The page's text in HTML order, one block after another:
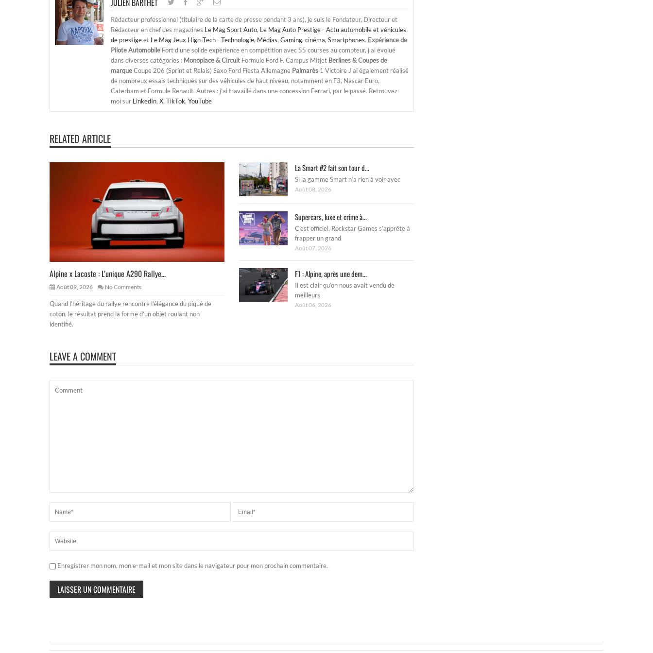
JULIEN BARTHET
Rédacteur professionnel (titulaire de la carte de presse pendant 3 ans), je suis le Fondateur, Directeur et
Rédacteur en chef des magazines Le Mag Sport Auto, Le Mag Auto Prestige - Actu automobile et véhicules
de prestigeet Le Mag Jeux High-Tech - Technologie, Médias, Gaming, cinéma, Smartphones. Expérience de
Pilote Automobile Fort d'une solide expérience en compétition avec 55 courses au compteur, j'ai évolué
dans diverses catégories : Monoplace & Circuit Formule Ford F. Campus Mitjet Berlines & Coupes de
marqueCoupe 206 (Sprint et Relais) Saxo Ford Fiesta Allemagne Palmarès 1 Victoire J'ai également réalisé
de nombreux essais techniques sur des véhicules de haut niveau, notamment en F3, Nascar Euro,
Caterham et Formule Renault. Autres : j'ai travaillé dans une concession Ferrari, par le passé. Retrouvez-
moi sur LinkedIn, X, TikTok, YouTube
RELATED ARTICLE
Alpine x Lacoste : L’unique A290 Rallye...
Août 09, 2026 No Comments
Quand l’héritage du rallye rencontre l’élégance du piqué de
coton, le résultat prend la forme d’un objet roulant non
identifié.
La Smart #2 fait son tour d...
Si la gamme Smart n’a rien à voir avec
Août 08, 2026
Supercars, luxe et crime à...
C’est officiel, Rockstar Games s’apprête à
frapper un grand
Août 07, 2026
F1 : Alpine, après une dem...
Il est clair qu’on nous avait vendu de
meilleurs
Août 06, 2026
LEAVE A COMMENT
Enregistrer mon nom, mon e-mail et mon site dans le navigateur pour mon prochain commentaire.